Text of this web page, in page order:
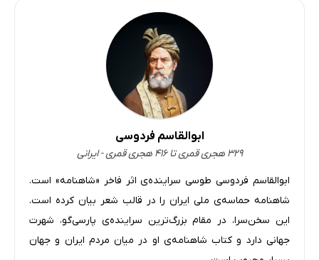
ابوالقاسم فردوسی
۳۲۹ هجری قمری تا ۴۱۶ هجری قمری - ایرانی
ابوالقاسم فردوسی طوسی سراینده‌ی اثر فاخر «شاهنامه» است.
شاهنامه حماسه‌ی ملی ایران را در قالب شعر بیان کرده است.
این سخن‌سرا، در مقام بزرگ‌ترین سراینده‌ی پارسی‌گو، شهرت
جهانی دارد و کتاب شاهنامه‌ی او در میان مردم ایران و جهان